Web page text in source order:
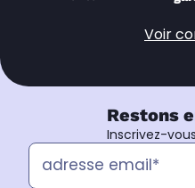
Voir
Restons
Inscrivez-